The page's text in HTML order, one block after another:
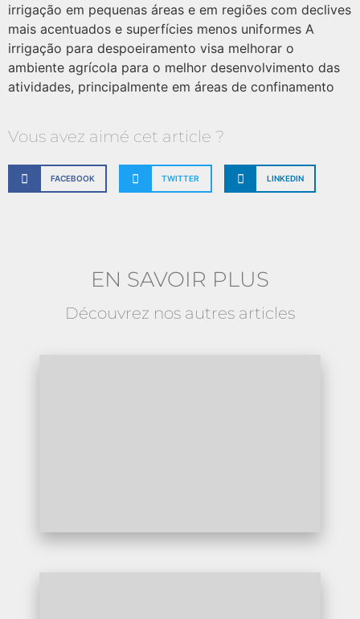
irrigação em pequenas áreas e em regiões com declives
mais acentuados e superfícies menos uniformes A
irrigação para despoeiramento visa melhorar o
ambiente agrícola para o melhor desenvolvimento das
atividades, principalmente em áreas de confinamento
Vous avez aimé cet article ?
FACEBOOK TWITTER LINKEDIN
EN SAVOIR PLUS
Découvrez nos autres articles